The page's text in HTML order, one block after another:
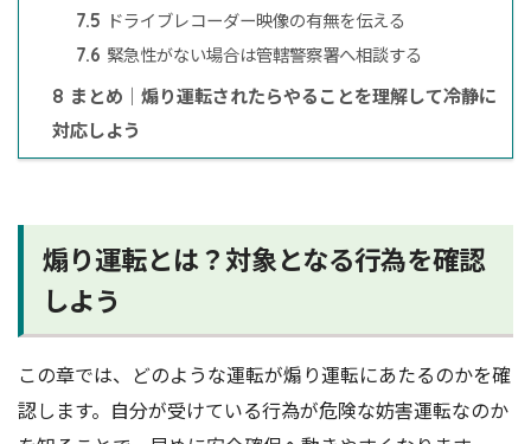
7.5 ドライブレコーダー映像の有無を伝える
7.6 緊急性がない場合は管轄警察署へ相談する
8 まとめ｜煽り運転されたらやることを理解して冷静に
対応しよう
煽り運転とは？対象となる行為を確認
しよう
この章では、どのような運転が煽り運転にあたるのかを確
認します。自分が受けている行為が危険な妨害運転なのか